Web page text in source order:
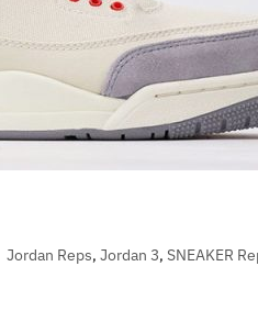
Jordan Reps, Jordan 3, SNEAKER